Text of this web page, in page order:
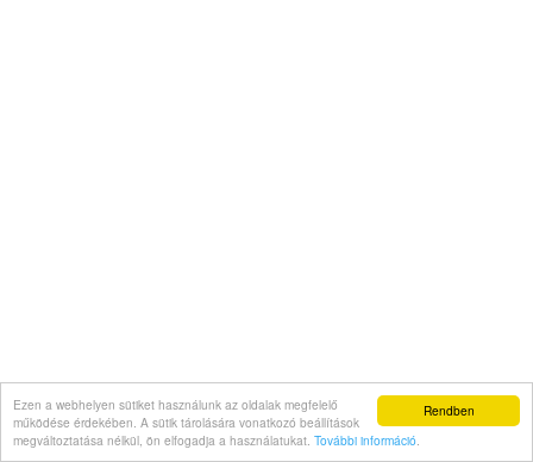
Rendben
Ezen a webhelyen sütiket használunk az oldalak megfelelő
működése érdekében. A sütik tárolására vonatkozó beállítások
megváltoztatása nélkül, ön elfogadja a használatukat. További információ.